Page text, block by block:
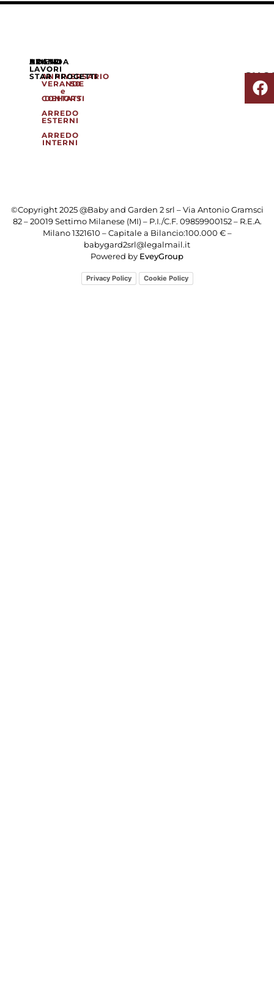
AZIENDA
ANNIVERSARIO
50
CONTATTI
NOSTRI
LAVORI
VERANDE
e
DEHORS
ARREDO
ESTERNI
ARREDO
INTERNI
BRAND
STAR PROGETTI
©Copyright 2025 @Baby and Garden 2 srl – Via Antonio Gramsci
82 – 20019 Settimo Milanese (MI) – P.I./C.F. 09859900152 – R.E.A.
Milano 1321610 – Capitale a Bilancio:100.000 € –
babygard2srl@legalmail.it
Powered by EveyGroup
Privacy Policy Cookie Policy